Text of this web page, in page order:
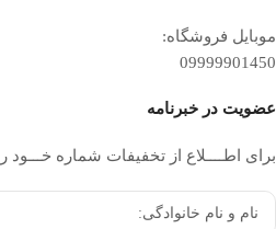
موبایل فروشگاه:
09999901450
عضویت در خبرنامه
برای اطــــلاع از تخفیفات شماره خـــود